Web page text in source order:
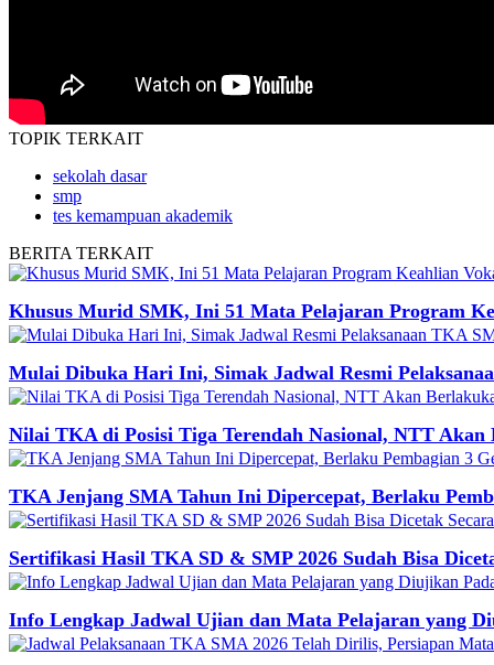
TOPIK TERKAIT
sekolah dasar
smp
tes kemampuan akademik
BERITA TERKAIT
Khusus Murid SMK, Ini 51 Mata Pelajaran Program
Mulai Dibuka Hari Ini, Simak Jadwal Resmi
Nilai TKA di Posisi Tiga Terendah Nasional, NTT
TKA Jenjang SMA Tahun Ini Dipercepat, Berlaku
Sertifikasi Hasil TKA SD & SMP 2026 Sudah Bisa
Info Lengkap Jadwal Ujian dan Mata Pelajaran yang